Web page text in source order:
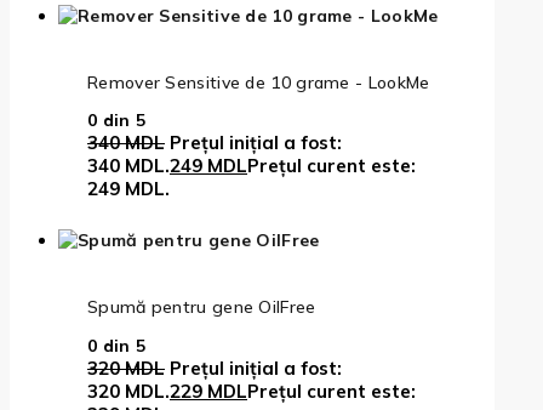
Remover Sensitive de 10 grame - LookMe
0 din 5
340MDL Prețul inițial a fost:
340 MDL.249 MDLPrețul curent este:
249 MDL.
Spumă pentru gene OilFree
0 din 5
320MDL Prețul inițial a fost:
320 MDL.229 MDLPrețul curent este: